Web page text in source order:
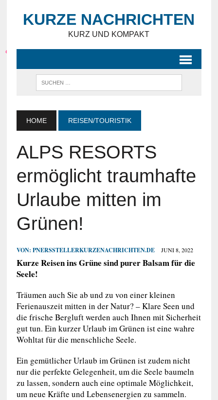
KURZE NACHRICHTEN
KURZ UND KOMPAKT
HOME REISEN/TOURISTIK
ALPS RESORTS
ermöglicht traumhafte
Urlaube mitten im
Grünen!
VON: PNERSSTELLERKURZENACHRICHTEN.DE JUNI 8, 2022
Kurze Reisen ins Grüne sind purer Balsam für die
Seele!
Träumen auch Sie ab und zu von einer kleinen
Ferienauszeit mitten in der Natur? – Klare Seen und
die frische Bergluft werden auch Ihnen mit Sicherheit
gut tun. Ein kurzer Urlaub im Grünen ist eine wahre
Wohltat für die menschliche Seele.
Ein gemütlicher Urlaub im Grünen ist zudem nicht
nur die perfekte Gelegenheit, um die Seele baumeln
zu lassen, sondern auch eine optimale Möglichkeit,
um neue Kräfte und Lebensenergien zu sammeln.